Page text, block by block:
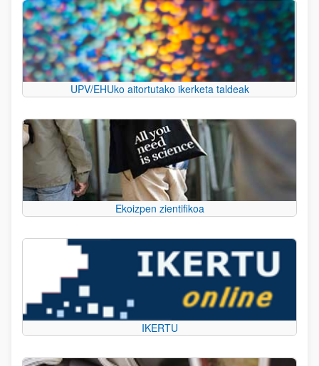
UPV/EHUko aitortutako ikerketa taldeak
Ekoizpen zientifikoa
IKERTU